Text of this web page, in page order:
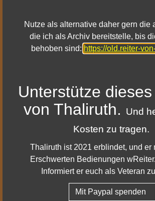
Die neusten News
Herr der Ringe Online - Podcast
Die Mailinglisten von HdRO-Mail.de
HdRO: Morgoths Vermächtnis
is a front-end framework of Twitter,
Nutze als alternative daher gern die
die ich als Archiv bereitstelle, bis
behoben sind: https://old.reiter-
Unterstütze
von Thaliruth.
Und
Kosten zu tragen.
Thaliruth ist 2021 erblindet, und er
Erschwerten Bedienungen
Informiert er euch als Veteran
Mit Paypal spenden